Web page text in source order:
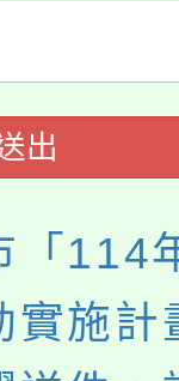
、社會
加。
動海報
觀特色
畫」
部表揚
獎」
出
「114
實施計